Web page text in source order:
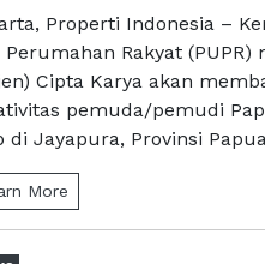
Properti Indonesia –
Perumahan Rakyat
Cipta Karya akan
pemuda/pemudi
di Jayapura, Provinsi
More